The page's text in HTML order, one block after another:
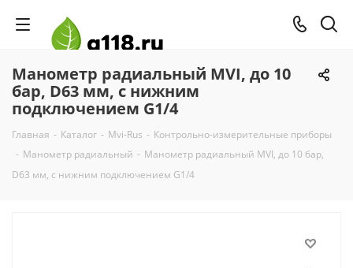
Манометр радиальный MVI, до 10
бар, D63 мм, с нижним
подключением G1/4
Главная - Каталог - Mvi-Rus - Контрольно-измерительные приборы
- Манометр радиальный - Манометр радиальный MVI, до 10 бар,
D63 мм, с нижним подключением G1/4